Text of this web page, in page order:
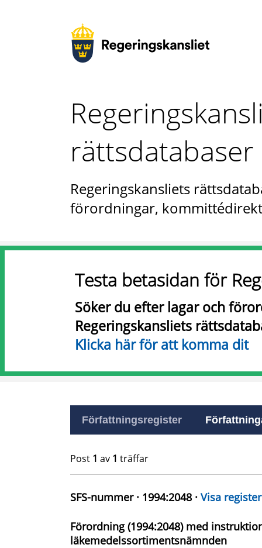
rättsdatabaser
Regeringskansliets
förordningar,
Testa betasidan för
Söker du efter lagar och
Regeringskansliets
Klicka här för att komma dit
Författningsregister
Post 1 av 1 träffar
SFS-nummer · 1994:2048 · Visa register
Förordning (1994:2048) med
läkemedelssortimentsnämnden